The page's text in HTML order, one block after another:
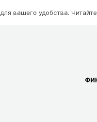
для вашего удобства. Читайте